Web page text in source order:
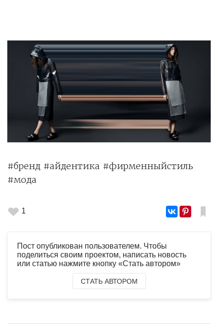
#бренд #айдентика #фирменныйстиль
#мода
1
Пост опубликован пользователем. Чтобы
поделиться своим проектом, написать новость
или статью нажмите кнопку «Стать автором»
СТАТЬ АВТОРОМ